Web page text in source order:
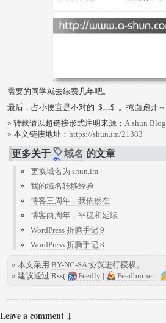
需要的同学就去续费几年吧。
最后，占小便宜是不对的 $﹏$ 。掩面跑开～
» 转载请以超链接形式注明来源： A.shun Blog
» 本文链接地址： https://shun.im/21383
更多关于 域名 的文章
更换域名为 shun.im
我的域名转移经验
博客三周年，我依然在
博客两周年，平稳和延续
WordPress 折腾手记 9
WordPress 折腾手记 8
» 本文采用 BY-NC-SA协议进行授权。
» 建议通过 Rss(
Feedly | Feedburner|
Leave a comment ↓